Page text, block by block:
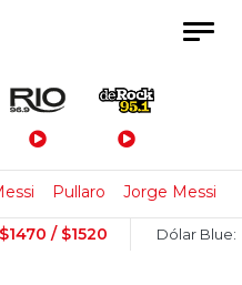
Pullaro Jorge Messi
/ $1520 Dólar Blue: